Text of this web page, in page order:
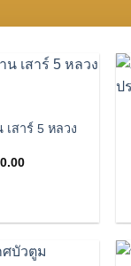
ายการโปรด
เสาร์ 5 หลวง
Price